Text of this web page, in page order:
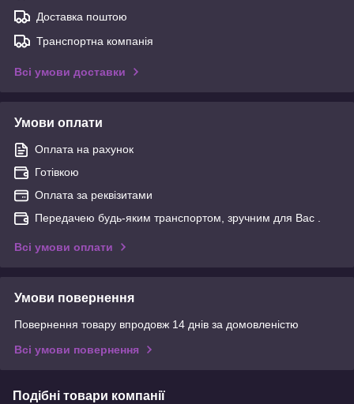
Доставка поштою
Транспортна компанія
Всі умови доставки
Умови оплати
Оплата на рахунок
Готівкою
Оплата за реквізитами
Передачею будь-яким транспортом, зручним для Вас .
Всі умови оплати
Умови повернення
Повернення товару впродовж 14 днів за домовленістю
Всі умови повернення
Подібні товари компанії